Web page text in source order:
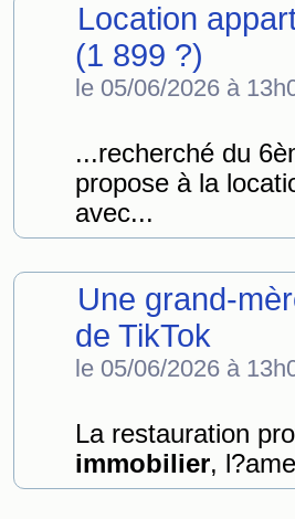
Location
(1 899 ?)
le 05/06/2026 à
...recherché du
propose à la
avec...
Une grand-
de TikTok
le 05/06/2026 à
La restauration
immobilier,